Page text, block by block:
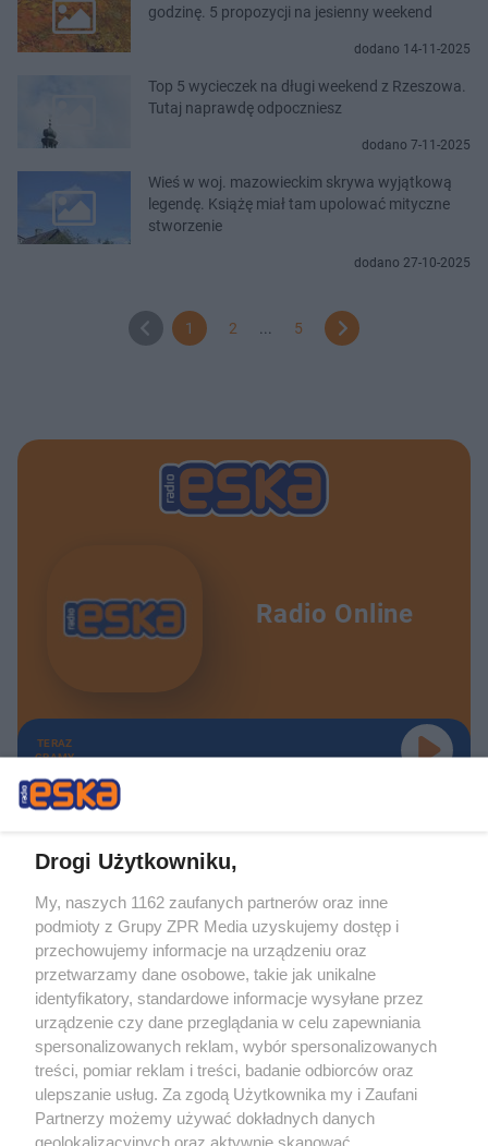
godzinę. 5 propozycji na jesienny weekend
dodano 14-11-2025
Top 5 wycieczek na długi weekend z Rzeszowa.
Tutaj naprawdę odpoczniesz
dodano 7-11-2025
Wieś w woj. mazowieckim skrywa wyjątkową
legendę. Książę miał tam upolować mityczne
stworzenie
dodano 27-10-2025
1 2 5
Radio Online
TERAZ
GRAMY
Żaden utwór zamieszczony w serwisie nie może być powielany i
rozpowszechniany lub dalej rozpowszechniany w jakikolwiek sposób (w
tym także elektroniczny lub mechaniczny) na jakimkolwiek polu
eksploatacji w jakiejkolwiek formie, włącznie z umieszczaniem w Internecie
bez pisemnej zgody właściciela praw. Jakiekolwiek użycie lub
wykorzystanie utworów w całości lub w części z naruszeniem prawa, tzn.
bez właściwej zgody, jest zabronione pod groźbą kary i może być ścigane
prawnie.
Drogi Użytkowniku,
My, naszych 1162 zaufanych partnerów oraz inne
podmioty z Grupy ZPR Media uzyskujemy dostęp i
przechowujemy informacje na urządzeniu oraz
przetwarzamy dane osobowe, takie jak unikalne
identyfikatory, standardowe informacje wysyłane przez
urządzenie czy dane przeglądania w celu zapewniania
spersonalizowanych reklam, wybór spersonalizowanych
treści, pomiar reklam i treści, badanie odbiorców oraz
ulepszanie usług. Za zgodą Użytkownika my i Zaufani
Partnerzy możemy używać dokładnych danych
geolokalizacyjnych oraz aktywnie skanować